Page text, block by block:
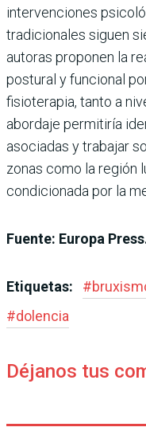
intervenciones
tradicionales siguen
autoras proponen la
postural y funcional
fisioterapia, tanto a
abordaje permitiría
asociadas y trabajar
zonas como la región
condicionada por la
Fuente: Europa
Etiquetas: #
#dolencia
Déjanos tus